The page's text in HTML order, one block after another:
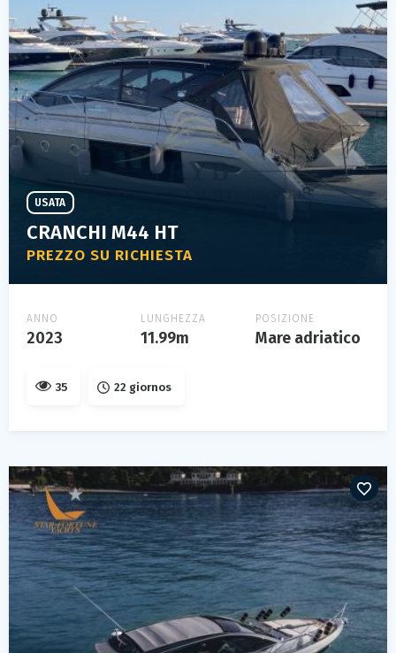
CRANCHI M44 HT
PREZZO SU RICHIESTA
USATA
ANNO
2023
LUNGHEZZA
11.99m
POSIZIONE
Mare adriatico
35 22 giornos